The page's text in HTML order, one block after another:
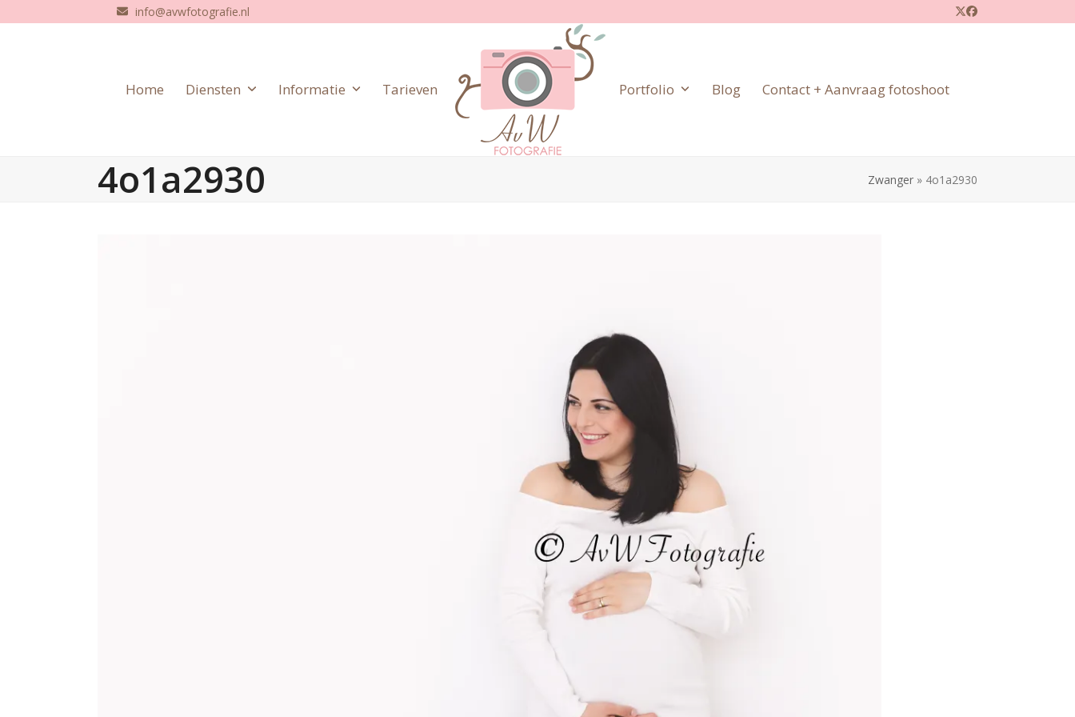
to
info@avwfotografie.nl Twitter
Facebook
Home Diensten Informatie Tarieven Portfolio Blog Contact + Aanvraag fotoshoot
4o1a2930 Zwanger » 4o1a2930